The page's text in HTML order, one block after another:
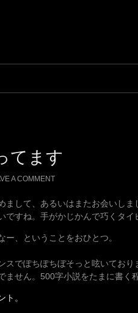
てます
A COMMENT
まして、あるいはまたお会いしま
ですね。手がかじかんで巧くタ
、ということをおひとつ。
でぽちぽちぼそっと呟いており
ません。500字小説をたまに書く
。